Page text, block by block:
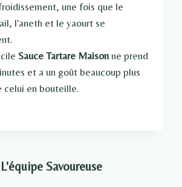
une fois que le
l'aneth et le yaourt se
Sauce Tartare Maison ne prend
et a un goût beaucoup plus
celui en bouteille.
L'équipe Savoureuse